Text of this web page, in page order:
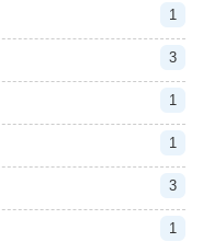
1
3
1
1
3
1